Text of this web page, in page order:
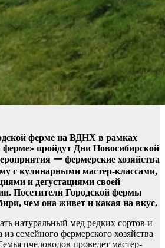
ферме на ВДНХ в рамках
пройдут Дни Новосибирской
ー фермерские хозяйства
с кулинарными мастер-классами,
и дегустациями своей
Посетители Городской фермы
чем она живет и какая на вкус.
натуральный мед редких сортов и
семейного фермерского хозяйства
пчеловодов проведет мастер-